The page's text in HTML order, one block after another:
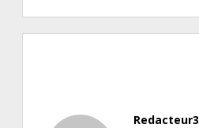
Redacteur3